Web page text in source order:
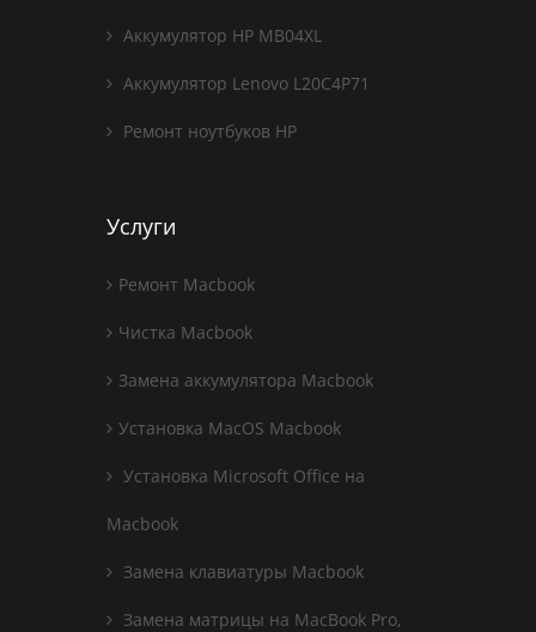
Аккумулятор HP MB04XL
Аккумулятор Lenovo L20C4P71
Ремонт ноутбуков HP
Услуги
Ремонт Macbook
Чистка Macbook
Замена аккумулятора Macbook
Установка MacOS Macbook
Установка Microsoft Office на
Macbook
Замена клавиатуры Macbook
Замена матрицы на MacBook Pro,